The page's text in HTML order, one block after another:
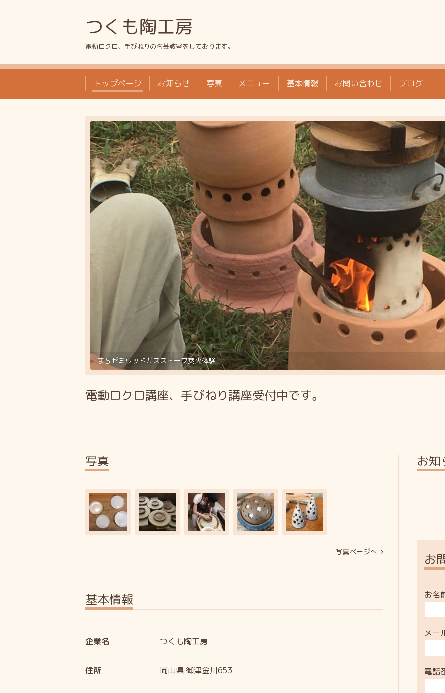
つくも陶工房
電動ロクロ、手びねりの陶芸教室をしております。
トップページ お知らせ 写真 メニュー 基本情報 お問い合わせ ブログ
まちゼミウッドガスストーブ焚火体験
電動ロクロ講座、手びねり講座受付中です。
写真
写真ページへ
基本情報
企業名 つくも陶工房
住所 岡山県 御津金川653
お知
お
お名
メー
電話